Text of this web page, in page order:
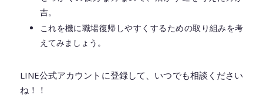
吉。
これを機に職場復帰しやすくするための取り組みを考
えてみましょう。
LINE公式アカウントに登録して、いつでも相談ください
ね！！